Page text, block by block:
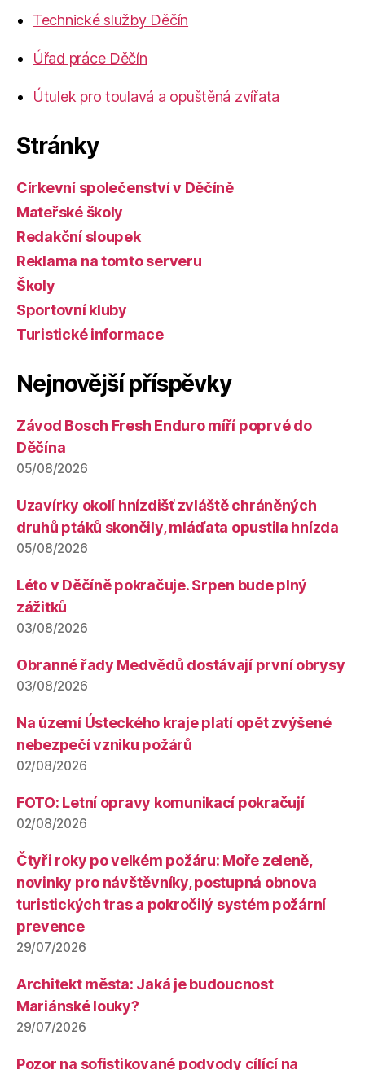
Technické služby Děčín
Úřad práce Děčín
Útulek pro toulavá a opuštěná zvířata
Stránky
Církevní společenství v Děčíně
Mateřské školy
Redakční sloupek
Reklama na tomto serveru
Školy
Sportovní kluby
Turistické informace
Nejnovější příspěvky
Závod Bosch Fresh Enduro míří poprvé do
Děčína
05/08/2026
Uzavírky okolí hnízdišť zvláště chráněných
druhů ptáků skončily, mláďata opustila hnízda
05/08/2026
Léto v Děčíně pokračuje. Srpen bude plný
zážitků
03/08/2026
Obranné řady Medvědů dostávají první obrysy
03/08/2026
Na území Ústeckého kraje platí opět zvýšené
nebezpečí vzniku požárů
02/08/2026
FOTO: Letní opravy komunikací pokračují
02/08/2026
Čtyři roky po velkém požáru: Moře zeleně,
novinky pro návštěvníky, postupná obnova
turistických tras a pokročilý systém požární
prevence
29/07/2026
Architekt města: Jaká je budoucnost
Mariánské louky?
29/07/2026
Pozor na sofistikované podvody cílící na